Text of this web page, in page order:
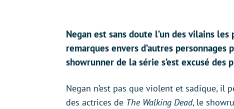
Negan est sans doute l’un des vilains
remarques envers d’autres
showrunner de la série s’est excusé des
Negan n’est pas que violent et sadique, il
des actrices de The Walking Dead, le